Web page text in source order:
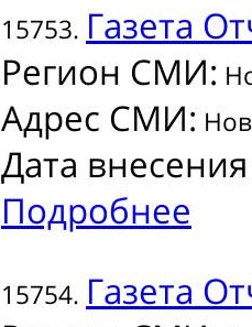
15753. Газета
Регион СМИ:
Адрес СМИ:
Дата
Подробнее
15754. Газета